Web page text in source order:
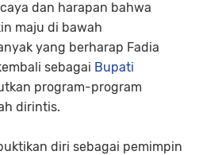
dan harapan bahwa
maju di bawah
yang berharap Fadia
sebagai Bupati
program-program
dirintis.
diri sebagai pemimpin